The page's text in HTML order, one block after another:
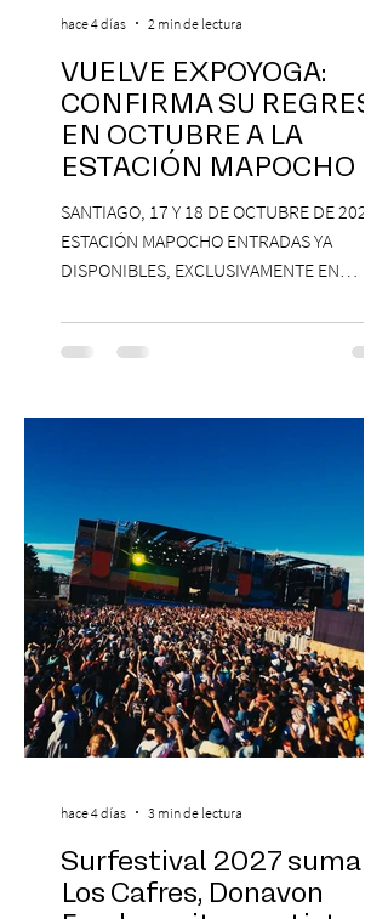
VUELVE EXPOYOGA:
CONFIRMA SU REGRESO
EN OCTUBRE A LA
ESTACIÓN MAPOCHO
SANTIAGO, 17 Y 18 DE OCTUBRE DE 2026,
ESTACIÓN MAPOCHO ENTRADAS YA
DISPONIBLES, EXCLUSIVAMENTE EN
con una edición renovada que reunirá
yoga, bienestar y vida consciente, con la
Antonella Orsini, Yoga Woman y más
Centro Cultural Estación Mapocho, espacio
que albergará durante dos jornadas una
pro
hace 4 días 2 min de lectura
Surfestival 2027 suma a
Los Cafres, Donavon
hace 4 días 3 min de lectura